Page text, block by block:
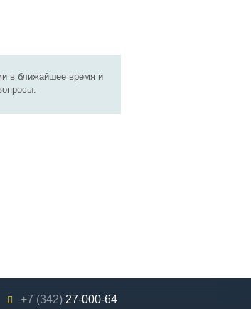
в ближайшее время и
+7 (342) 27-000-64